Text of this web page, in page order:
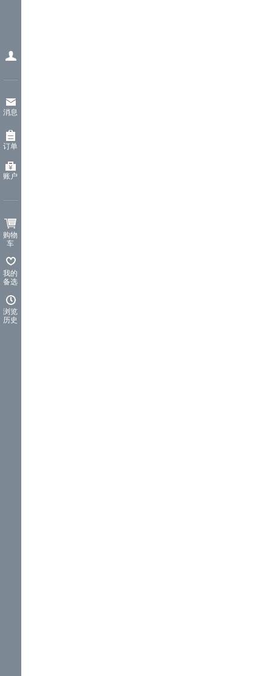
消息
订单
账户
购物
车
我的
备选
浏览
历史